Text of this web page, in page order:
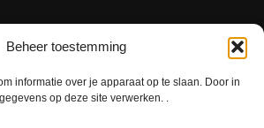
Beheer toestemming
informatie over je apparaat op te slaan. Door in
op deze site verwerken. .